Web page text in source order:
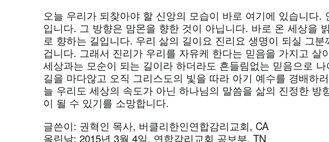
오늘 우리가 되찾아야 할 신앙의 모습이 바로 여기에 있습니다.
입니다. 그 방향은 맘몬을 향한 것이 아닙니다. 바로 온 세상을
로 향하는 길입니다. 우리 삶의 길이요 진리요 생명이 되실 그
겁니다. 그래서 진리가 우리를 자유케 한다는 믿음을 가지고 살
세상과는 모순이 되는 길이라 하더라도 흔들림없는 믿음으로
길을 마다않고 오직 그리스도의 빛을 따라 아기 예수를 경배하
늘 우리도 세상의 속도가 아닌 하나님의 말씀을 삶의 진정한 방
이 될 수 있기를 소망합니다.
글쓴이: 권혁인 목사, 버클리한인연합감리교회, CA
올린날: 2015년 3월 4일, 연합감리교회 공보부, TN